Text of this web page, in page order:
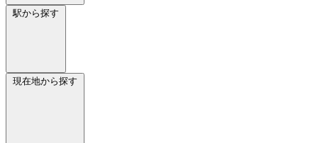
駅から探す
現在地から探す